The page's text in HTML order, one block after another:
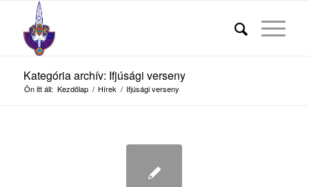
Kategória archív: Ifjúsági verseny
Ön itt áll: Kezdőlap / Hírek / Ifjúsági verseny